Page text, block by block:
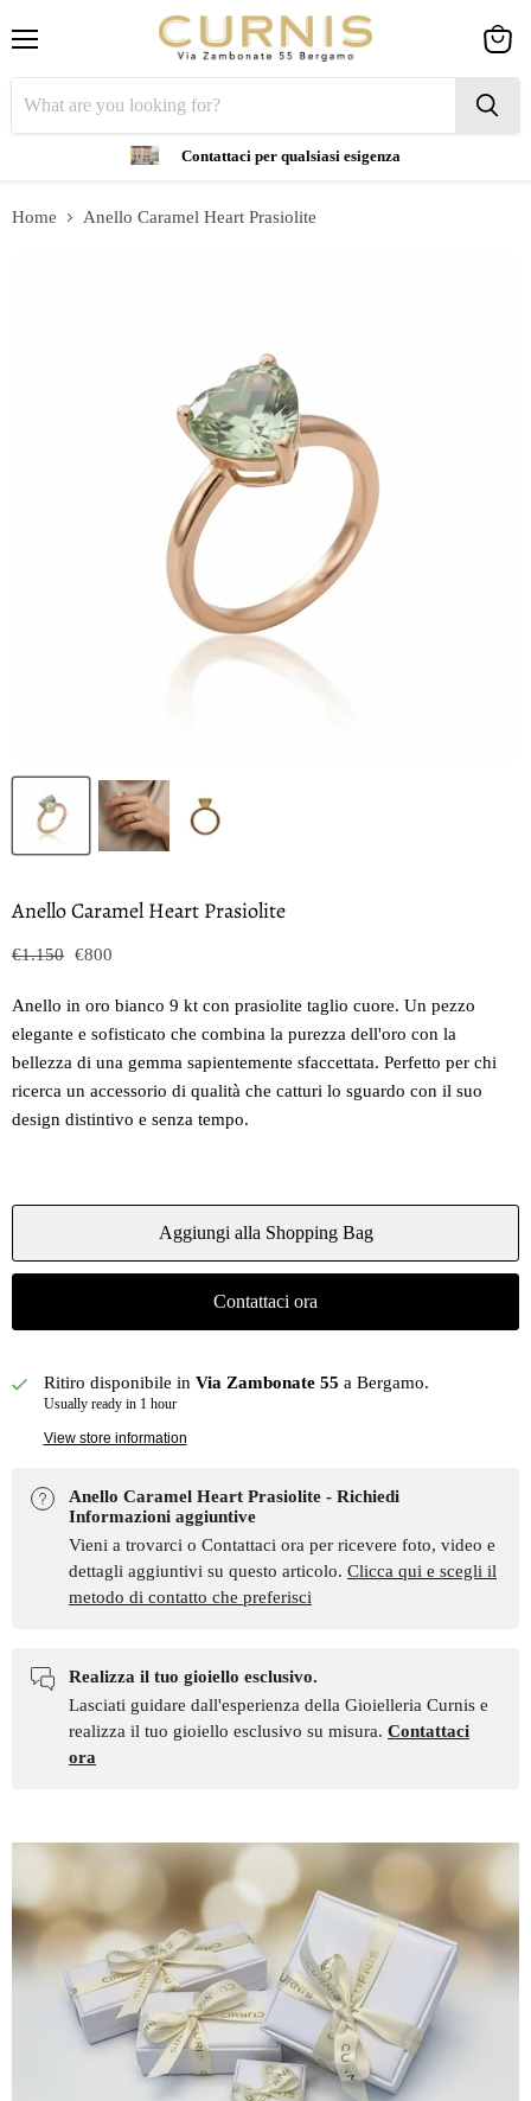
Contattaci per qualsiasi esigenza
cart
Home Anello Caramel Heart Prasiolite
Anello Caramel Heart Prasiolite
Prezzo originale
€1.150 Prezzo oggi
€800
Anello in oro bianco 9 kt con prasiolite taglio cuore. Un pezzo
elegante e sofisticato che combina la purezza dell'oro con la
bellezza di una gemma sapientemente sfaccettata. Perfetto per chi
ricerca un accessorio di qualità che catturi lo sguardo con il suo
design distintivo e senza tempo.
Aggiungi alla Shopping Bag
Contattaci ora
Ritiro disponibile in Via Zambonate 55 a Bergamo.
Usually ready in 1 hour
View store information
Anello Caramel Heart Prasiolite - Richiedi
Informazioni aggiuntive
Vieni a trovarci o Contattaci ora per ricevere foto, video e
dettagli aggiuntivi su questo articolo. Clicca qui e scegli il
metodo di contatto che preferisci
Realizza il tuo gioiello esclusivo.
Lasciati guidare dall'esperienza della Gioielleria Curnis e
realizza il tuo gioiello esclusivo su misura. Contattaci
ora